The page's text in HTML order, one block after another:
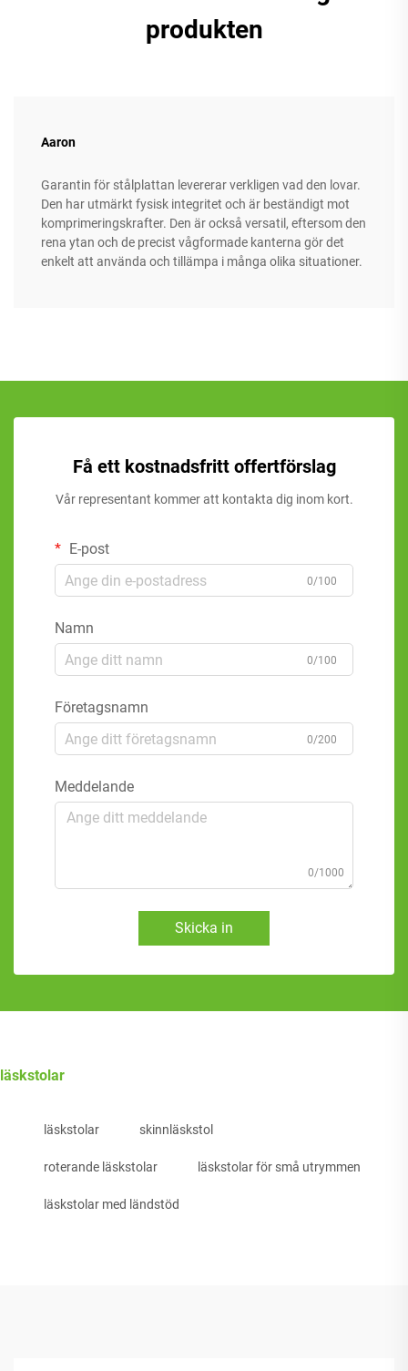
produkten
Aaron
Garantin för stålplattan levererar verkligen vad den lovar.
Den har utmärkt fysisk integritet och är beständigt mot
komprimeringskrafter. Den är också versatil, eftersom den
rena ytan och de precist vågformade kanterna gör det
enkelt att använda och tillämpa i många olika situationer.
Få ett kostnadsfritt offertförslag
Vår representant kommer att kontakta dig inom kort.
E-post
0/100
Namn
0/100
Företagsnamn
0/200
Meddelande
0/1000
Skicka in
läskstolar
läskstolar skinnläskstol
roterande läskstolar läskstolar för små utrymmen
läskstolar med ländstöd